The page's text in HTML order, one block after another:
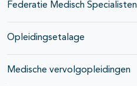
Federatie Medisch Specialisten
Opleidingsetalage
Medische vervolgopleidingen